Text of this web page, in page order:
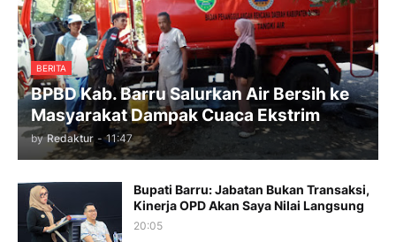
BERITA
BPBD Kab. Barru Salurkan Air Bersih ke
Masyarakat Dampak Cuaca Ekstrim
by Redaktur - 11:47
Bupati Barru: Jabatan Bukan Transaksi,
Kinerja OPD Akan Saya Nilai Langsung
20:05